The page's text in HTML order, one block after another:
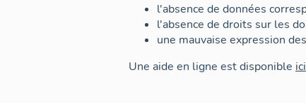
l'absence de données
l'absence de droits sur les
une mauvaise expression
Une aide en ligne est disponible ici